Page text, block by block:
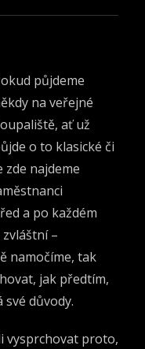
půjdeme
na veřejné
ať už
o to klasické či
zde najdeme
a po každém
–
namočíme, tak
jak předtím,
důvody.
vysprchovat proto,